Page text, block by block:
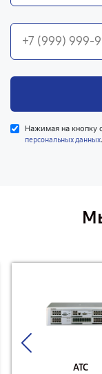
Нажимая на кнопку
персональных данных.
АТС